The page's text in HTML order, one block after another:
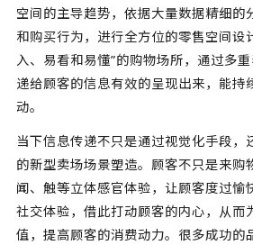
空间的主导趋势，依据大量数据精细的
和购买行为，进行全方位的零售空间设
入、易看和易懂”的购物场所，通过多
递给顾客的信息有效的呈现出来，能持
动。
当下信息传递不只是通过视觉化手段，
的新型卖场场景塑造。顾客不只是来购
闻、触等立体感官体验，让顾客度过愉
社交体验，借此打动顾客的内心，从而
值，提高顾客的消费动力。很多成功的